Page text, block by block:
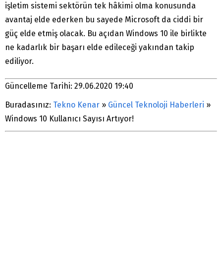
işletim sistemi sektörün tek hâkimi olma konusunda
avantaj elde ederken bu sayede Microsoft da ciddi bir
güç elde etmiş olacak. Bu açıdan Windows 10 ile birlikte
ne kadarlık bir başarı elde edileceği yakından takip
ediliyor.
Güncelleme Tarihi: 29.06.2020 19:40
Buradasınız: Tekno Kenar » Güncel Teknoloji Haberleri »
Windows 10 Kullanıcı Sayısı Artıyor!